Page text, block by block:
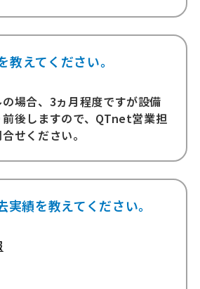
教えてください。
場合、3ヵ月程度ですが設備
前後しますので、QTnet営業担
せください。
実績を教えてください。